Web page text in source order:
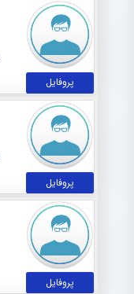
پروفایل
پروفایل
پروفایل